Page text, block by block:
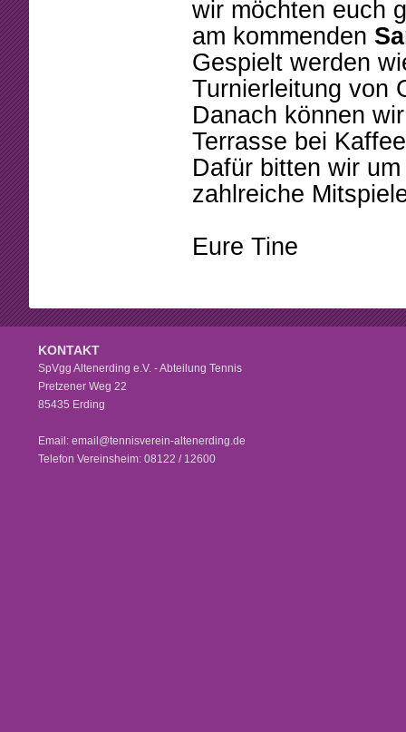
Beschlüsse
Mitgliedschaft
Arbeitsstunden
Formulare
Sponsoring
Mannschaften
Tennistreff
Spielerbörse
Turniere
Ballmaschine
wir möchten euch
am kommenden
Gespielt werden
Turnierleitung von
Danach können
Terrasse bei
Dafür bitten wir
zahlreiche
Eure Tine
KONTAKT
SpVgg Altenerding e.V. - Abteilung Tennis
Pretzener Weg 22
85435 Erding
Email: email@tennisverein-altenerding.de
Telefon Vereinsheim: 08122 / 12600